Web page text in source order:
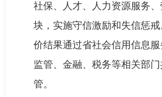
社保、人才、人力资源服务
块，实施守信激励和失信惩
价结果通过省社会信用信息
监管、金融、税务等相关部
管。